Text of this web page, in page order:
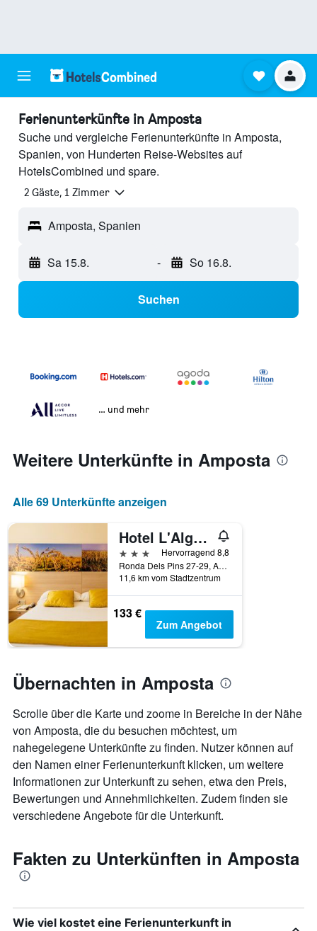
Ferienunterkünfte in Amposta
Suche und vergleiche Ferienunterkünfte in Amposta,
Spanien, von Hunderten Reise-Websites auf
HotelsCombined und spare.
2 Gäste, 1 Zimmer
Amposta, Spanien
Sa 15.8. - So 16.8.
Suchen
… und mehr
Weitere Unterkünfte in Amposta
Alle 69 Unterkünfte anzeigen
Hotel L'Algadir del Delta
3 Sterne
Hervorragend 8,8
Ronda Dels Pins 27-29, Amposta, Katalonien, Spanien
11,6 km vom Stadtzentrum
133 €
Zum Angebot
Übernachten in Amposta
Scrolle über die Karte und zoome in Bereiche in der Nähe
von Amposta, die du besuchen möchtest, um
nahegelegene Unterkünfte zu finden. Nutzer können auf
den Namen einer Ferienunterkunft klicken, um weitere
Informationen zur Unterkunft zu sehen, etwa den Preis,
Bewertungen und Annehmlichkeiten. Zudem finden sie
verschiedene Angebote für die Unterkunft.
Fakten zu Unterkünften in Amposta
Wie viel kostet eine Ferienunterkunft in